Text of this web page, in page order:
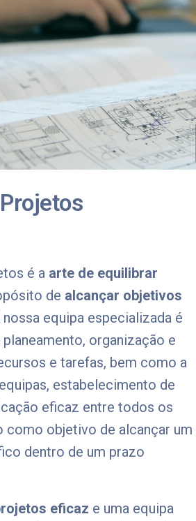
é a arte de equilibrar
de alcançar objetivos
nossa equipa especializada é
organização e
e tarefas, bem como a
estabelecimento de
eficaz entre todos os
como objetivo de alcançar um
dentro de um prazo
eficaz e uma equipa